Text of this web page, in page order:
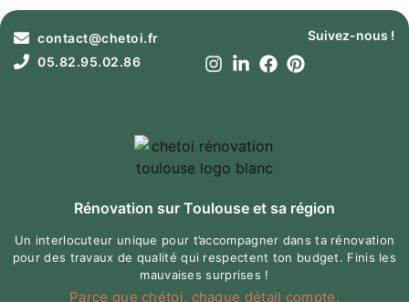
contact@chetoi.fr
05.82.95.02.86
Suivez-nous !
Rénovation sur Toulouse et sa région
Un interlocuteur unique pour t’accompagner dans ta rénovation
pour des travaux de qualité qui respectent ton budget. Finis les
mauvaises surprises !
Parce que chétoi, chaque détail compte.